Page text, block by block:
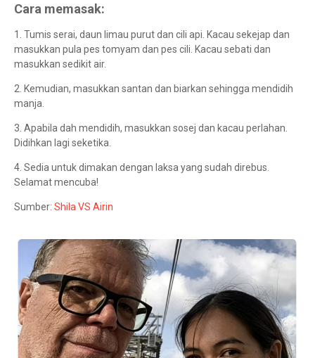
Cara memasak:
1. Tumis serai, daun limau purut dan cili api. Kacau sekejap dan
masukkan pula pes tomyam dan pes cili. Kacau sebati dan
masukkan sedikit air.
2. Kemudian, masukkan santan dan biarkan sehingga mendidih
manja.
3. Apabila dah mendidih, masukkan sosej dan kacau perlahan.
Didihkan lagi seketika.
4. Sedia untuk dimakan dengan laksa yang sudah direbus.
Selamat mencuba!
Sumber: Shila VS Airin